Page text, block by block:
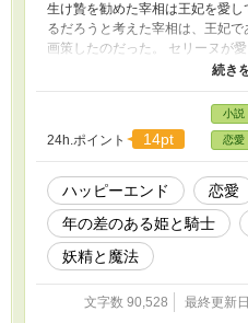
生け贄を勧めた宰相は王妃を愛
るだろうと考えた宰相は、王妃
画策したのだった。 セリーヌが
時の記憶をなくしてしまった。
前で自分を庇って死んだことも
生活は地獄のような日々だった
支えるのは王妃の幼馴染で近衛
恋はセリーヌだった。と言っても
リスティーナの初恋はヴィルだ
となどないとわかっているのに
ィーナ……
24h.ポイント 14pt
小説
恋愛
ハッピーエンド 恋愛
年の差のある姫と騎士
妖精と魔法
文字数 90,528 最終更新